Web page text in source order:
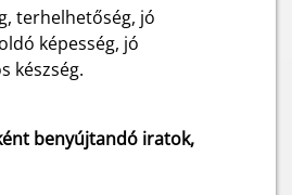
terhelhetőség, jó
képesség, jó
készség.
benyújtandó iratok,